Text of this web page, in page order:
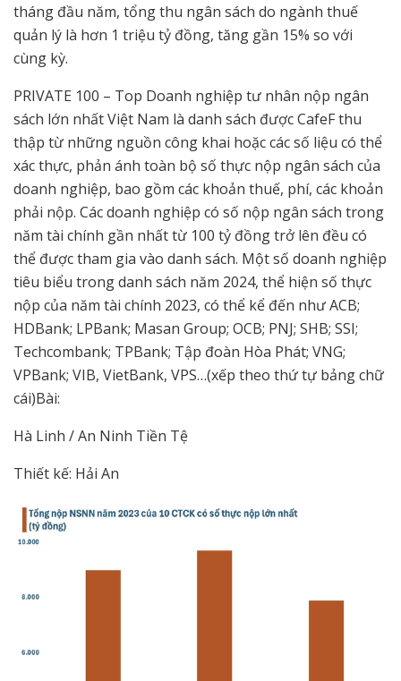
tháng đầu năm, tổng thu ngân sách do ngành thuế
quản lý là hơn 1 triệu tỷ đồng, tăng gần 15% so với
cùng kỳ.
PRIVATE 100 – Top Doanh nghiệp tư nhân nộp ngân
sách lớn nhất Việt Nam là danh sách được CafeF thu
thập từ những nguồn công khai hoặc các số liệu có thể
xác thực, phản ánh toàn bộ số thực nộp ngân sách của
doanh nghiệp, bao gồm các khoản thuế, phí, các khoản
phải nộp. Các doanh nghiệp có số nộp ngân sách trong
năm tài chính gần nhất từ 100 tỷ đồng trở lên đều có
thể được tham gia vào danh sách. Một số doanh nghiệp
tiêu biểu trong danh sách năm 2024, thể hiện số thực
nộp của năm tài chính 2023, có thể kể đến như ACB;
HDBank; LPBank; Masan Group; OCB; PNJ; SHB; SSI;
Techcombank; TPBank; Tập đoàn Hòa Phát; VNG;
VPBank; VIB, VietBank, VPS…(xếp theo thứ tự bảng chữ
cái)Bài:
Hà Linh / An Ninh Tiền Tệ
Thiết kế: Hải An